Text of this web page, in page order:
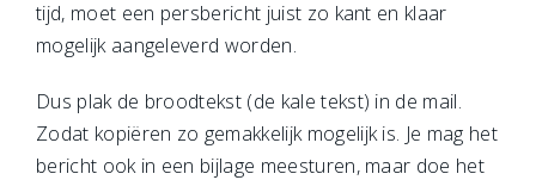
tijd, moet een persbericht juist zo kant en klaar
mogelijk aangeleverd worden.
Dus plak de broodtekst (de kale tekst) in de mail.
Zodat kopiëren zo gemakkelijk mogelijk is. Je mag het
bericht ook in een bijlage meesturen, maar doe het